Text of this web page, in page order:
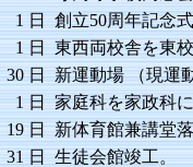
1 日 創立50周年記念
1 日 東西両校舎を東
30 日 新運動場 （現運
1 日 家庭科を家政科
19 日 新体育館兼講堂
31 日 生徒会館竣工。